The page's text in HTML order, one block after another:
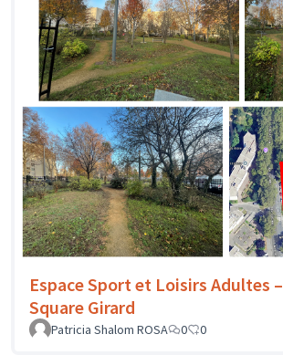
Espace Sport et Loisirs Adultes –
Square Girard
Patricia Shalom ROSA
0 0